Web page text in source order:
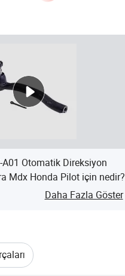
A01 Otomatik Direksiyon
Mdx Honda Pilot için nedir?
Daha Fazla Göster